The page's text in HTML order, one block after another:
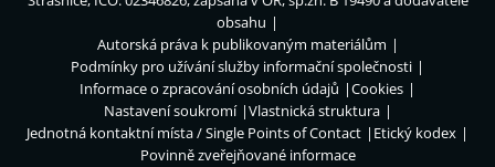
obsahu
Autorská práva k publikovaným materiálům
Podmínky pro užívání služby informační společnosti
Informace o zpracování osobních údajů
Cookies
Nastavení soukromí
Vlastnická struktura
Jednotná kontaktní místa / Single Points of Contact
Etický kodex
Povinně zveřejňované informace